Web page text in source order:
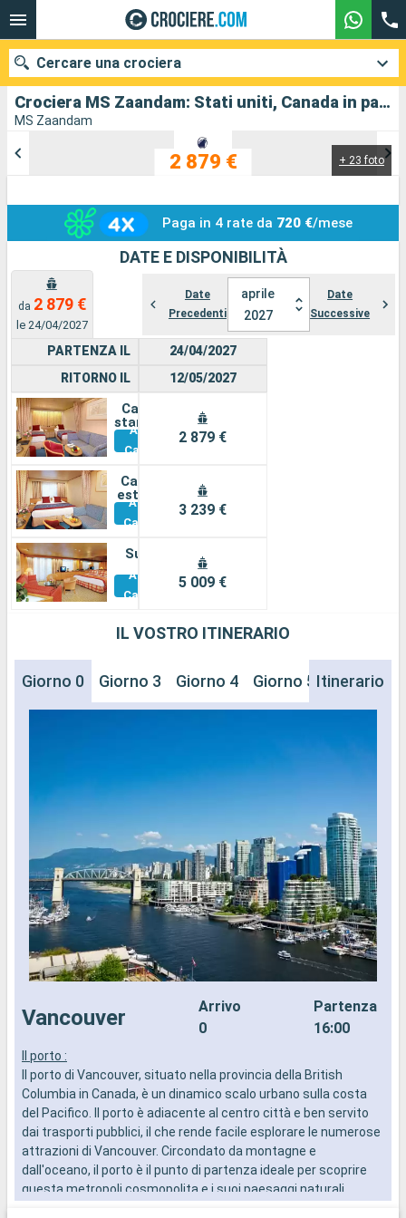
Crociera MS Zaandam: Stati uniti, Canada in partenza da Vancouver
MS Zaandam
+ 23 foto
2 879 €
Paga in 4 rate da 720 €/mese
DATE E DISPONIBILITÀ
da 2 879 €
le 24/04/2027
Date
Precedenti
aprile
2027
Date
Successive
PARTENZA IL
RITORNO IL
Cabina
standard
Altre
Cabine
Cabina
esterna
Altre
Cabine
Suite
Altre
Cabine
24/04/2027
12/05/2027
2 879 €
3 239 €
5 009 €
IL VOSTRO ITINERARIO
Giorno 0 Giorno 3 Giorno 4 Giorno 5 Giorno 6
Itinerario
Vancouver
Arrivo
0
Partenza
16:00
Il porto :
Il porto di Vancouver, situato nella provincia della British
Columbia in Canada, è un dinamico scalo urbano sulla costa
del Pacifico. Il porto è adiacente al centro città e ben servito
dai trasporti pubblici, il che rende facile esplorare le numerose
attrazioni di Vancouver. Circondato da montagne e
dall'oceano, il porto è il punto di partenza ideale per scoprire
questa metropoli cosmopolita e i suoi paesaggi naturali
Cercare una crociera
Le nostre destinazioni
Mesi di partenza
Porti Compagnie
Ricerca